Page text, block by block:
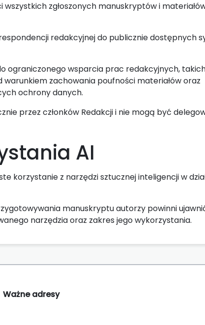
zgłoszonych manuskryptów i
redakcyjnej do publicznie dostępnych
ograniczonego wsparcia prac redakcyjnych,
zachowania poufności materiałów oraz
ochrony danych.
przez członków Redakcji i nie mogą być
AI
korzystanie z narzędzi sztucznej inteligencji w
manuskryptu autorzy powinni
narzędzia oraz zakres jego wykorzystania.
Ważne adresy